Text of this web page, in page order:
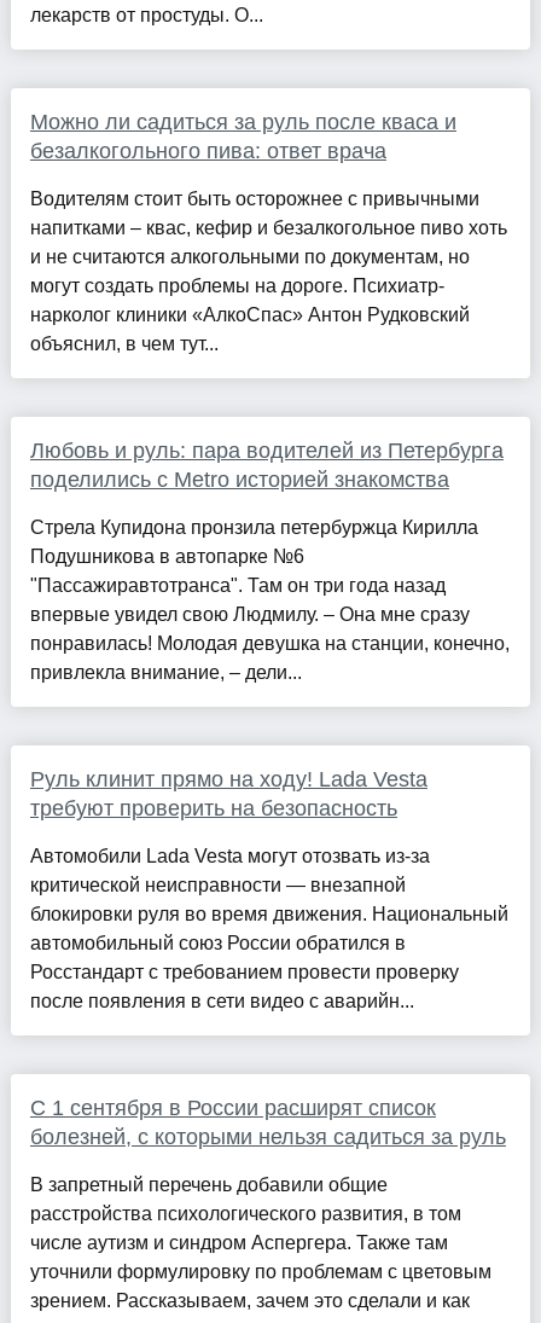
лекарств от простуды. О...
Можно ли садиться за руль после кваса и
безалкогольного пива: ответ врача
Водителям стоит быть осторожнее с привычными
напитками – квас, кефир и безалкогольное пиво хоть
и не считаются алкогольными по документам, но
могут создать проблемы на дороге. Психиатр-
нарколог клиники «АлкоСпас» Антон Рудковский
объяснил, в чем тут...
Любовь и руль: пара водителей из Петербурга
поделились с Metro историей знакомства
Стрела Купидона пронзила петербуржца Кирилла
Подушникова в автопарке №6
"Пассажиравтотранса". Там он три года назад
впервые увидел свою Людмилу. – Она мне сразу
понравилась! Молодая девушка на станции, конечно,
привлекла внимание, – дели...
Руль клинит прямо на ходу! Lada Vesta
требуют проверить на безопасность
Автомобили Lada Vesta могут отозвать из-за
критической неисправности — внезапной
блокировки руля во время движения. Национальный
автомобильный союз России обратился в
Росстандарт с требованием провести проверку
после появления в сети видео с аварийн...
С 1 сентября в России расширят список
болезней, с которыми нельзя садиться за руль
В запретный перечень добавили общие
расстройства психологического развития, в том
числе аутизм и синдром Аспергера. Также там
уточнили формулировку по проблемам с цветовым
зрением. Рассказываем, зачем это сделали и как